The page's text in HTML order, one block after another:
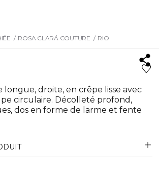
/ ROSA CLARÁ COUTURE / RIO
longue, droite, en crêpe lisse avec
circulaire. Décolleté profond,
dos en forme de larme et fente